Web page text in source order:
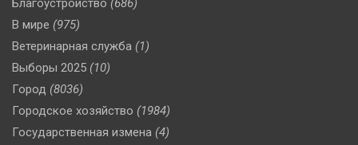
Благоустройство (686)
В мире (975)
Ветеринарная служба (1)
Выборы 2025 (10)
Город (8036)
Городское хозяйство (1984)
Государственная измена (4)